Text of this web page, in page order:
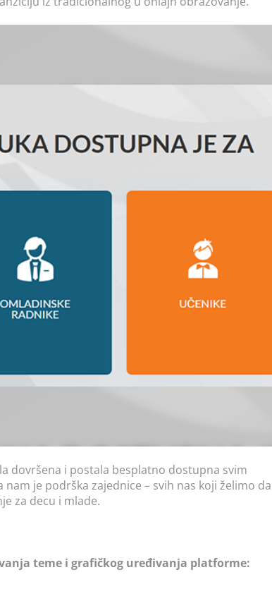
dovršena i postala besplatno dostupna svim
je podrška zajednice – svih nas koji želimo da
za decu i mlade.
teme i grafičkog uređivanja platforme: